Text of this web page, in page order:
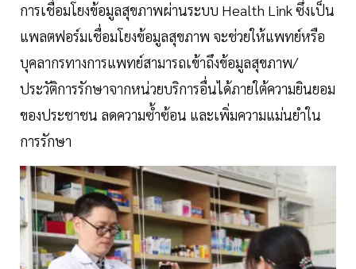
การเชื่อมโยงข้อมูลสุขภาพผ่านระบบ Health Link ซึ่งเป็น
แพลตฟอร์มเชื่อมโยงข้อมูลสุขภาพ จะช่วยให้แพทย์หรือ
บุคลากรทางการแพทย์สามารถเข้าถึงข้อมูลสุขภาพ/
ประวัติการรักษาจากหน่วยบริการอื่นได้ภายใต้ความยินยอม
ของประชาชน ลดความซ้ำซ้อน และเพิ่มความแม่นยำใน
การรักษา